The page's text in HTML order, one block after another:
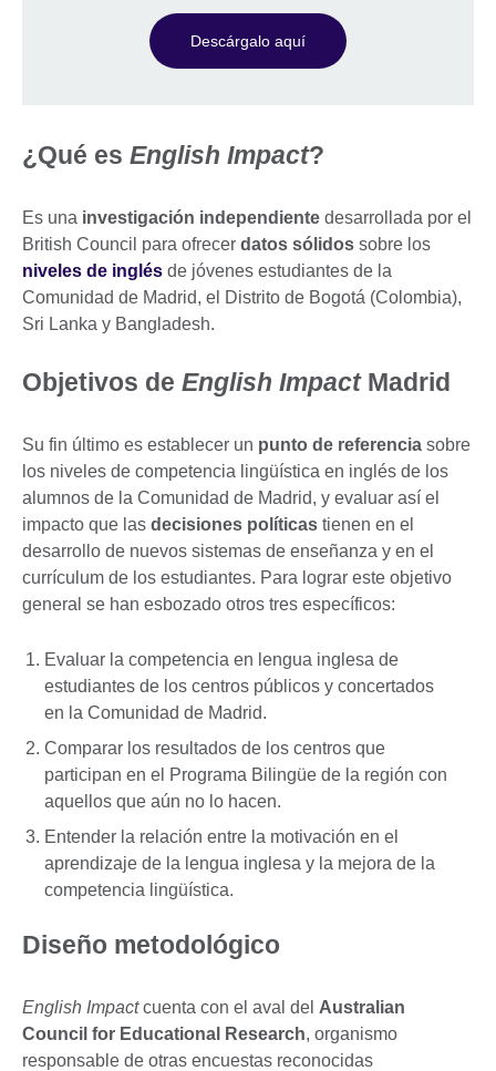
Descárgalo aquí
¿Qué es English Impact?
Es una investigación independiente desarrollada por el
British Council para ofrecer datos sólidos sobre los
niveles de inglés de jóvenes estudiantes de la
Comunidad de Madrid, el Distrito de Bogotá (Colombia),
Sri Lanka y Bangladesh.
Objetivos de English ImpactMadrid
Su fin último es establecer un punto de referencia sobre
los niveles de competencia lingüística en inglés de los
alumnos de la Comunidad de Madrid, y evaluar así el
impacto que las decisiones políticas tienen en el
desarrollo de nuevos sistemas de enseñanza y en el
currículum de los estudiantes. Para lograr este objetivo
general se han esbozado otros tres específicos:
Evaluar la competencia en lengua inglesa de
estudiantes de los centros públicos y concertados
en la Comunidad de Madrid.
Comparar los resultados de los centros que
participan en el Programa Bilingüe de la región con
aquellos que aún no lo hacen.
Entender la relación entre la motivación en el
aprendizaje de la lengua inglesa y la mejora de la
competencia lingüística.
Diseño metodológico
English Impactcuenta con el aval del Australian
Council for Educational Research, organismo
responsable de otras encuestas reconocidas